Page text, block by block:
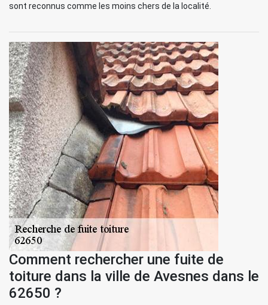
sont reconnus comme les moins chers de la localité.
Comment rechercher une fuite de
toiture dans la ville de Avesnes dans le
62650 ?